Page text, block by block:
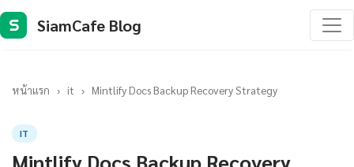
S SiamCafe Blog
หน้าแรก › it › Mintlify Docs Backup Recovery Strategy
IT